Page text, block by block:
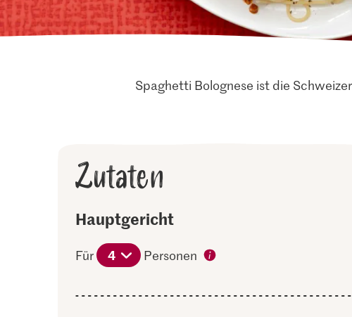
Spaghetti Bolognese ist die
Zutaten
Hauptgericht
Für 4 Personen